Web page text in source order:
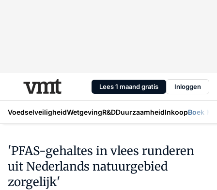
Lees 1 maand gratis Inloggen
VoedselveiligheidWetgevingR&DDuurzaamheidInkoopBoek
'PFAS-gehaltes in vlees runderen
uit Nederlands natuurgebied
zorgelijk'